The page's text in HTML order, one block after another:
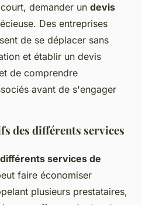
demander un devis
Des entreprises
de se déplacer sans
et établir un devis
de comprendre
avant de s'engager
des différents services
services de
faire économiser
plusieurs prestataires,